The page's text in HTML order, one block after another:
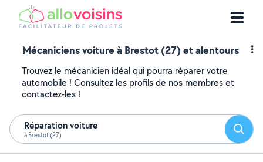
Mécaniciens voiture à Brestot (27) et alentours
Trouvez le mécanicien idéal qui pourra réparer votre
automobile ! Consultez les profils de nos membres et
contactez-les !
Réparation voiture
à Brestot (27)